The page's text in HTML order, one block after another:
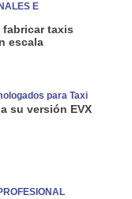
E
fabricar taxis
escala
para Taxi
su versión EVX